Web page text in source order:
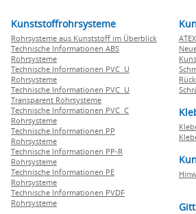
Kunststoffrohrsysteme
Rohrsysteme aus Kunststoff im Überblick
Technische Informationen ABS
Rohrsysteme
Technische Informationen PVC U
Rohrsysteme
Technische Informationen PVC U
Transparent Rohrsysteme
Technische Informationen PVC C
Rohrsysteme
Technische Informationen PP
Rohrsysteme
Technische Informationen PP-R
Rohrsysteme
Technische Informationen PE
Rohrsysteme
Technische Informationen PVDF
Rohrsysteme